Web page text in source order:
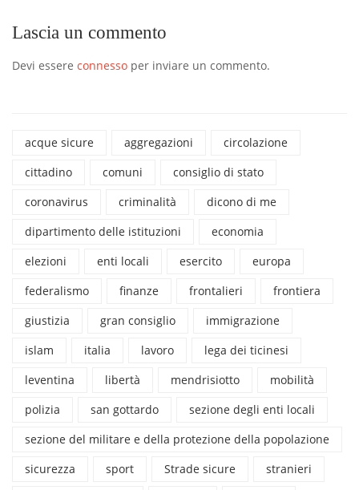
Lascia un commento
Devi essere connesso per inviare un commento.
acque sicure aggregazioni
circolazione
cittadino
comuni
consiglio di stato
coronavirus
criminalità
dicono di me
dipartimento delle istituzioni
economia
elezioni
enti locali esercito
europa
federalismo
finanze frontalieri
frontiera
giustizia
gran consiglio
immigrazione
islam
italia lavoro
lega dei ticinesi
leventina
libertà mendrisiotto
mobilità
polizia
san gottardo
sezione degli enti locali
sezione del militare e della protezione della popolazione
sicurezza
sport Strade sicure
stranieri